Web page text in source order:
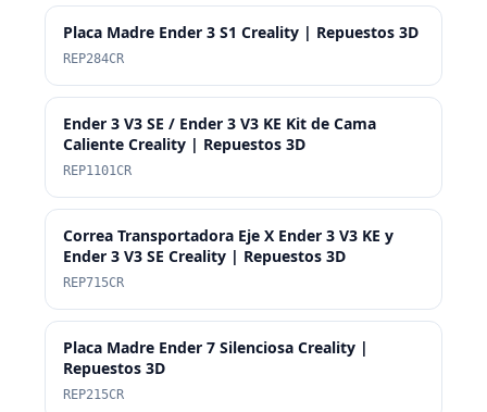
Placa Madre Ender 3 S1 Creality | Repuestos 3D
REP284CR
Ender 3 V3 SE / Ender 3 V3 KE Kit de Cama
Caliente Creality | Repuestos 3D
REP1101CR
Correa Transportadora Eje X Ender 3 V3 KE y
Ender 3 V3 SE Creality | Repuestos 3D
REP715CR
Placa Madre Ender 7 Silenciosa Creality |
Repuestos 3D
REP215CR